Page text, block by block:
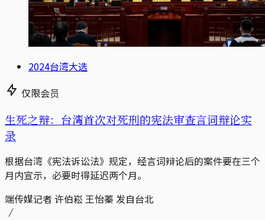
2024台湾大选
仅限会员
生死之辩：台湾首次对死刑的宪法审查言词辩论实
录
根据台湾《宪法诉讼法》规定，经言词辩论后的案件要在三个
月内宣示，必要时得延迟两个月。
端传媒记者 许伯崧 王怡蓁 发自台北